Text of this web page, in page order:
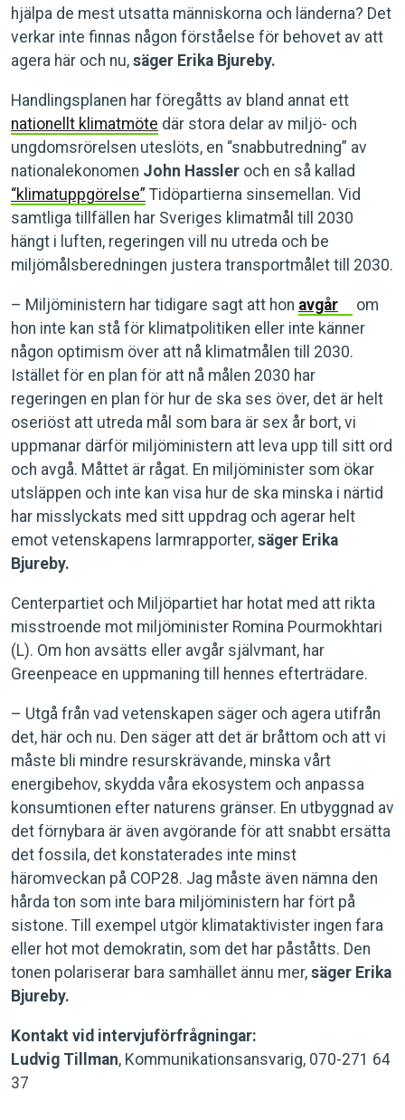
hjälpa de mest utsatta människorna och länderna? Det
verkar inte finnas någon förståelse för behovet av att
agera här och nu, säger Erika Bjureby.
Handlingsplanen har föregåtts av bland annat ett
nationellt klimatmöte där stora delar av miljö- och
ungdomsrörelsen uteslöts, en “snabbutredning” av
nationalekonomen John Hassler och en så kallad
“klimatuppgörelse” Tidöpartierna sinsemellan. Vid
samtliga tillfällen har Sveriges klimatmål till 2030
hängt i luften, regeringen vill nu utreda och be
miljömålsberedningen justera transportmålet till 2030.
– Miljöministern har tidigare sagt att hon avgår
om
hon inte kan stå för klimatpolitiken eller inte känner
någon optimism över att nå klimatmålen till 2030.
Istället för en plan för att nå målen 2030 har
regeringen en plan för hur de ska ses över, det är helt
oseriöst att utreda mål som bara är sex år bort, vi
uppmanar därför miljöministern att leva upp till sitt ord
och avgå. Måttet är rågat. En miljöminister som ökar
utsläppen och inte kan visa hur de ska minska i närtid
har misslyckats med sitt uppdrag och agerar helt
emot vetenskapens larmrapporter, säger Erika
Bjureby.
Centerpartiet och Miljöpartiet har hotat med att rikta
misstroende mot miljöminister Romina Pourmokhtari
(L). Om hon avsätts eller avgår självmant, har
Greenpeace en uppmaning till hennes efterträdare.
– Utgå från vad vetenskapen säger och agera utifrån
det, här och nu. Den säger att det är bråttom och att vi
måste bli mindre resurskrävande, minska vårt
energibehov, skydda våra ekosystem och anpassa
konsumtionen efter naturens gränser. En utbyggnad av
det förnybara är även avgörande för att snabbt ersätta
det fossila, det konstaterades inte minst
häromveckan på COP28. Jag måste även nämna den
hårda ton som inte bara miljöministern har fört på
sistone. Till exempel utgör klimataktivister ingen fara
eller hot mot demokratin, som det har påståtts. Den
tonen polariserar bara samhället ännu mer, säger Erika
Bjureby.
Kontakt vid intervjuförfrågningar:
Ludvig Tillman, Kommunikationsansvarig, 070-271 64
37